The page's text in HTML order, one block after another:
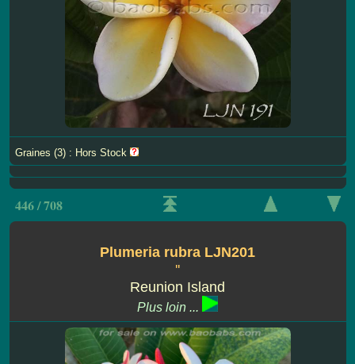
Graines (3) : Hors Stock
446 / 708
Plumeria rubra LJN201
''
Reunion Island
Plus loin ...